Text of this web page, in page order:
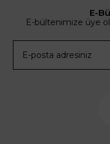
E-
E-bültenimize üye